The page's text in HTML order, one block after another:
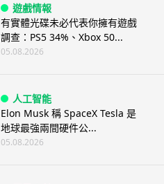
遊戲情報
有實體光碟未必代表你擁有遊戲
調查：PS5 34%、Xbox 50...
05.08.2026
人工智能
Elon Musk 稱 SpaceX Tesla 是
地球最強兩間硬件公...
05.08.2026